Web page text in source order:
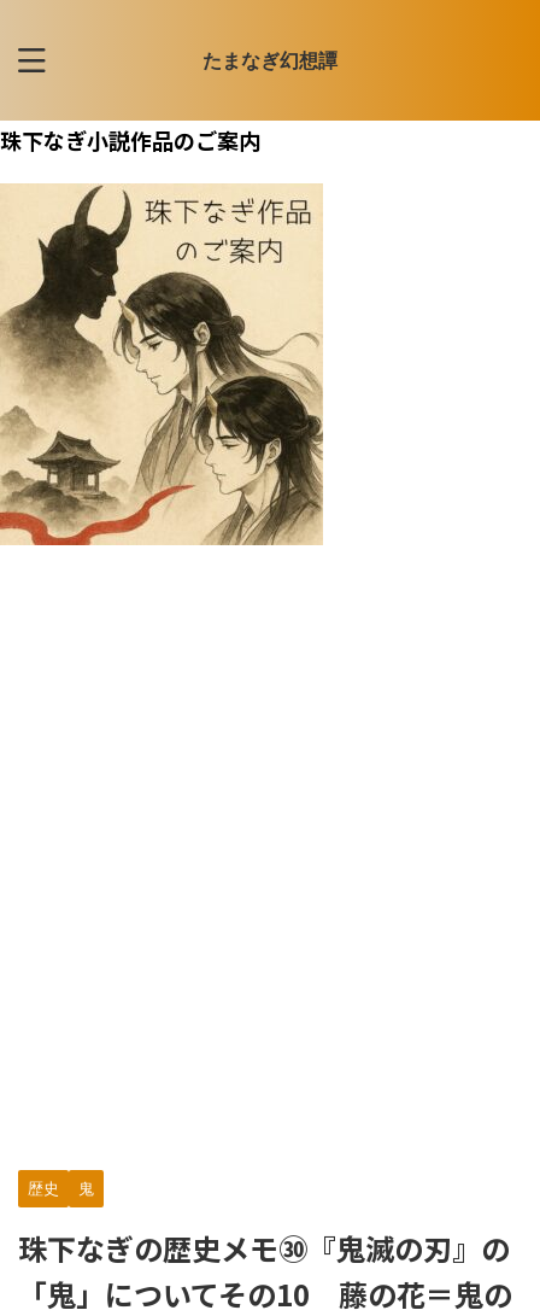
たまなぎ幻想譚
珠下なぎ小説作品のご案内
歴史 鬼
珠下なぎの歴史メモ㉚『鬼滅の刃』の
「鬼」についてその10 藤の花＝鬼の